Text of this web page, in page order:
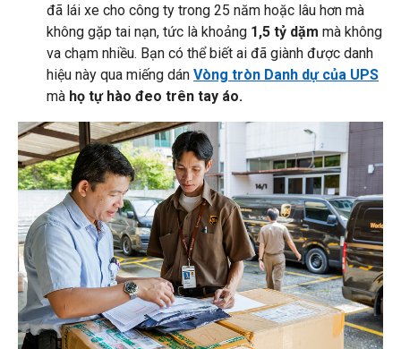
đã lái xe cho công ty trong 25 năm hoặc lâu hơn mà
không gặp tai nạn, tức là khoảng 1,5 tỷ dặm mà không
va chạm nhiều. Bạn có thể biết ai đã giành được danh
hiệu này qua miếng dán Vòng tròn Danh dự của UPS
mà họ tự hào đeo trên tay áo.